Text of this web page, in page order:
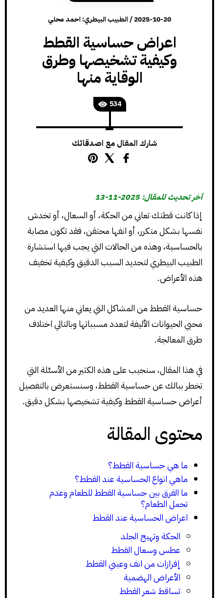
2025-10-20
/الطبيب البيطري: احمد محلي
اعراض حساسية القطط
وكيفية تشخيصها وطرق
الوقاية منها
534
شارك المقال مع اصدقائك
آخر تحديث للمقال: 2025-11-13
إذا كانت قطتك تعاني من الحكة، أو السعال، أو تخدش
نفسها بشكل متكرر، أو انفها محتقن، فقد تكون مصابة
بالحساسية، وهذه من الحالات التي يجب فيها استشارة
الطبيب البيطري لتحديد السبب الدقيق وكيفية تخفيف
هذه الأعراض.
حساسية القطط من المشاكل التي يعاني منها العديد من
محبي الحيوانات الأليفة لتعدد مسبباتها وبالتالي اختلاف
طرق المعالجة.
في هذا المقال، سنجيب على هذه الكثير من الأسئلة التي
تخطر ببالك عن حساسية القطط، وسنستعرض بالتفصيل
أعراض حساسية القطط وكيفية تشخيصها بشكل دقيق.
محتوى المقالة
ما هي حساسية القطط؟
ماهي انواع الحساسية عند القطط؟
ما الفرق بين حساسية القطط للطعام وعدم
تحمل الطعام؟
اعراض الحساسية عند القطط
الحكة وتهيج الجلد
عطس وسعال القطط
إفرازات من انف وعيني القطط
الأعراض الهضمية
تساقط شعر القطط